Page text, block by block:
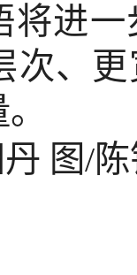
将进
次、
丹 图/